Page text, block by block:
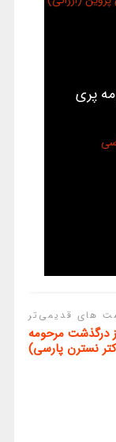
پری
های قدیمی‌تر
درگذشت مرحومه
نسترن پارسی)